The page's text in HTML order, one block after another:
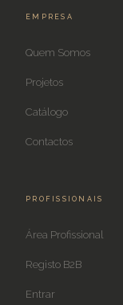
EMPRESA
Quem Somos
Projetos
Catálogo
Contactos
PROFISSIONAIS
Área Profissional
Registo B2B
Entrar